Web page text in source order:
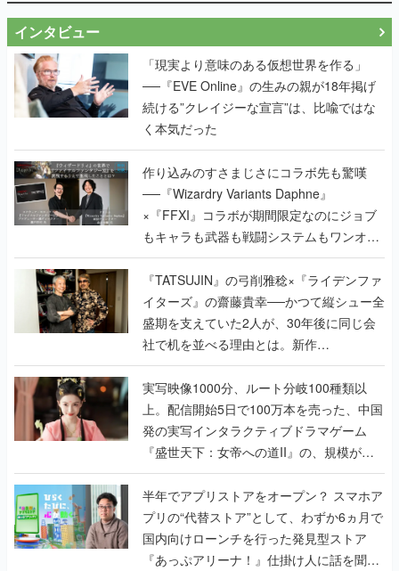
インタビュー
「現実より意味のある仮想世界を作る」
──『EVE Online』の生みの親が18年掲げ
続ける”クレイジーな宣言”は、比喩ではな
く本気だった
作り込みのすさまじさにコラボ先も驚嘆
──『Wizardry Variants Daphne』
×『FFXI』コラボが期間限定なのにジョブ
もキャラも武器も戦闘システムもワンオフ
で作り込まれた理由を両ディレクターに聞
く
『TATSUJIN』の弓削雅稔×『ライデンファ
イターズ』の齋藤貴幸──かつて縦シュー全
盛期を支えていた2人が、30年後に同じ会
社で机を並べる理由とは。新作
『TATSUJIN EXTREME』で初タッグを組
んだレジェンド2人に訊く開発秘話
実写映像1000分、ルート分岐100種類以
上。配信開始5日で100万本を売った、中国
発の実写インタラクティブドラマゲーム
『盛世天下：女帝への道II』の、規模が違
うこだわりをプロデューサーに聞いた
半年でアプリストアをオープン？ スマホア
プリの“代替ストア”として、わずか6ヵ月で
国内向けローンチを行った発見型ストア
『あっぷアリーナ！』仕掛け人に話を聞い